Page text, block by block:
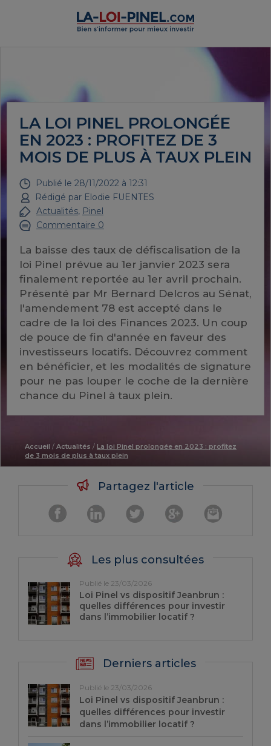
LA LOI PINEL PROLONGÉE
EN 2023 : PROFITEZ DE 3
MOIS DE PLUS À TAUX PLEIN
Publié le 28/11/2022 à 12:31
Rédigé par Elodie FUENTES
Actualités, Pinel
Commentaire 0
La baisse des taux de défiscalisation de la
loi Pinel prévue au 1er janvier 2023 sera
finalement reportée au 1er avril prochain.
Présenté par Mr Bernard Delcros au Sénat,
l'amendement 78 est accepté dans le
cadre de la loi des Finances 2023. Un coup
de pouce de fin d'année en faveur des
investisseurs locatifs. Découvrez comment
en bénéficier, et les modalités de signature
pour ne pas louper le coche de la dernière
chance du Pinel à taux plein.
Accueil / Actualités / La loi Pinel prolongée en 2023 : profitez
de 3 mois de plus à taux plein
Partagez l'article
Les plus consultées
Publié le 23/03/2026
Loi Pinel vs dispositif Jeanbrun :
quelles différences pour investir
dans l’immobilier locatif ?
Derniers articles
Publié le 23/03/2026
Loi Pinel vs dispositif Jeanbrun :
quelles différences pour investir
dans l’immobilier locatif ?